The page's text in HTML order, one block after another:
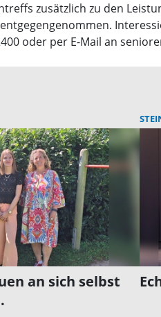
zusätzlich zu den
oder per E-Mail an
an sich selbst